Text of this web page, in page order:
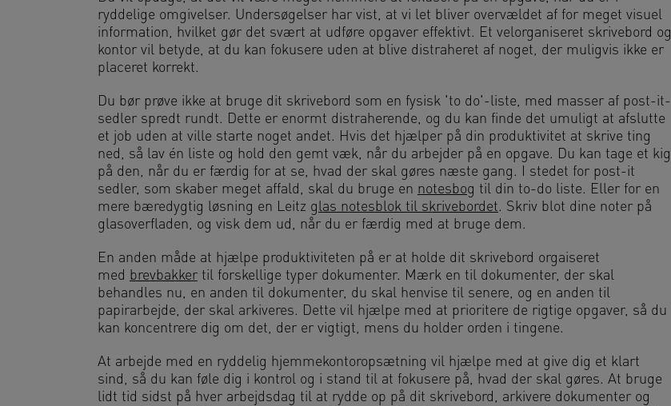
ryddelige omgivelser. Undersøgelser har vist, at vi let bliver overvældet af for meget visuel
information, hvilket gør det svært at udføre opgaver effektivt. Et velorganiseret skrivebord og
kontor vil betyde, at du kan fokusere uden at blive distraheret af noget, der muligvis ikke er
placeret korrekt.
Du bør prøve ikke at bruge dit skrivebord som en fysisk 'to do'-liste, med masser af post-it-
sedler spredt rundt. Dette er enormt distraherende, og du kan finde det umuligt at afslutte
et job uden at ville starte noget andet. Hvis det hjælper på din produktivitet at skrive ting
ned, så lav én liste og hold den gemt væk, når du arbejder på en opgave. Du kan tage et kig
på den, når du er færdig for at se, hvad der skal gøres næste gang. I stedet for post-it
sedler, som skaber meget affald, skal du bruge en notesbog til din to-do liste. Eller for en
mere bæredygtig løsning en Leitz glas notesblok til skrivebordet. Skriv blot dine noter på
glasoverfladen, og visk dem ud, når du er færdig med at bruge dem.
En anden måde at hjælpe produktiviteten på er at holde dit skrivebord orgaiseret
med brevbakker til forskellige typer dokumenter. Mærk en til dokumenter, der skal
behandles nu, en anden til dokumenter, du skal henvise til senere, og en anden til
papirarbejde, der skal arkiveres. Dette vil hjælpe med at prioritere de rigtige opgaver, så du
kan koncentrere dig om det, der er vigtigt, mens du holder orden i tingene.
At arbejde med en ryddelig hjemmekontoropsætning vil hjælpe med at give dig et klart
sind, så du kan føle dig i kontrol og i stand til at fokusere på, hvad der skal gøres. At bruge
lidt tid sidst på hver arbejdsdag til at rydde op på dit skrivebord, arkivere dokumenter og